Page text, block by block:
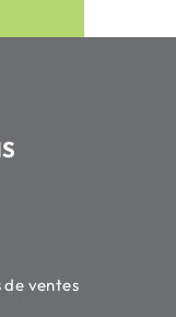
de ventes